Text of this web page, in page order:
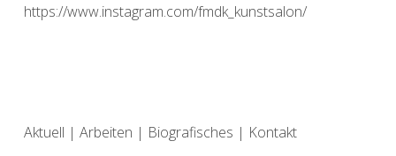
https://www.instagram.com/fmdk_kunstsalon/
Aktuell | Arbeiten | Biografisches | Kontakt